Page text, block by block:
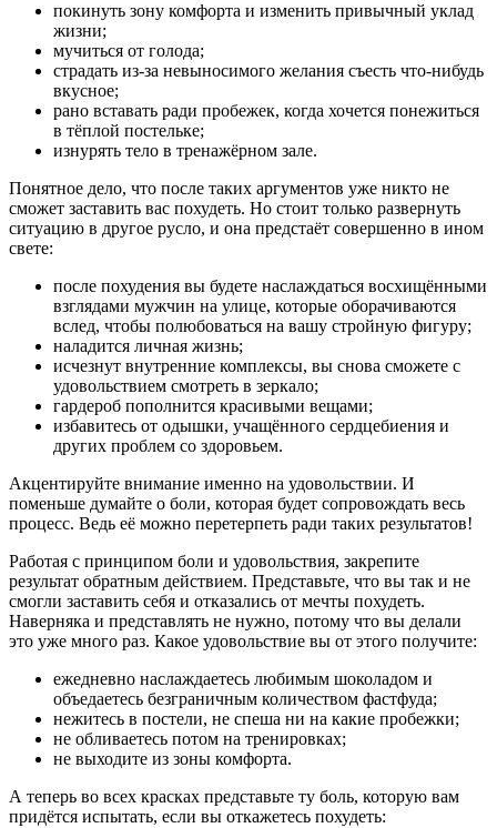
покинуть зону комфорта и изменить привычный уклад
жизни;
мучиться от голода;
страдать из-за невыносимого желания съесть что-нибудь
вкусное;
рано вставать ради пробежек, когда хочется понежиться
в тёплой постельке;
изнурять тело в тренажёрном зале.
Понятное дело, что после таких аргументов уже никто не
сможет заставить вас похудеть. Но стоит только развернуть
ситуацию в другое русло, и она предстаёт совершенно в ином
свете:
после похудения вы будете наслаждаться восхищёнными
взглядами мужчин на улице, которые оборачиваются
вслед, чтобы полюбоваться на вашу стройную фигуру;
наладится личная жизнь;
исчезнут внутренние комплексы, вы снова сможете с
удовольствием смотреть в зеркало;
гардероб пополнится красивыми вещами;
избавитесь от одышки, учащённого сердцебиения и
других проблем со здоровьем.
Акцентируйте внимание именно на удовольствии. И
поменьше думайте о боли, которая будет сопровождать весь
процесс. Ведь её можно перетерпеть ради таких результатов!
Работая с принципом боли и удовольствия, закрепите
результат обратным действием. Представьте, что вы так и не
смогли заставить себя и отказались от мечты похудеть.
Наверняка и представлять не нужно, потому что вы делали
это уже много раз. Какое удовольствие вы от этого получите:
ежедневно наслаждаетесь любимым шоколадом и
объедаетесь безграничным количеством фастфуда;
нежитесь в постели, не спеша ни на какие пробежки;
не обливаетесь потом на тренировках;
не выходите из зоны комфорта.
А теперь во всех красках представьте ту боль, которую вам
придётся испытать, если вы откажетесь похудеть: